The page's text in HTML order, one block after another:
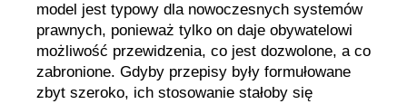
model jest typowy dla nowoczesnych systemów
prawnych, ponieważ tylko on daje obywatelowi
możliwość przewidzenia, co jest dozwolone, a co
zabronione. Gdyby przepisy były formułowane
zbyt szeroko, ich stosowanie stałoby się